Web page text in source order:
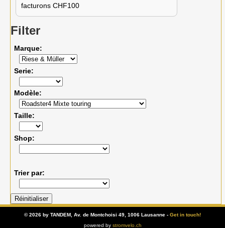
facturons CHF100
Filter
Marque
Serie
Modèle
Taille
Shop
Trier par
© 2026 by TANDEM, Av. de Montchoisi 49, 1006 Lausanne - Get in touch!
powered by stromvelo.ch